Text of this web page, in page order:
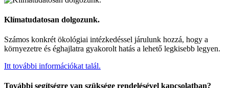
Klímatudatosan dolgozunk.
Számos konkrét ökológiai intézkedéssel járulunk hozzá, hogy a
környezetre és éghajlatra gyakorolt hatás a lehető legkisebb legyen.
Itt további információkat talál.
További segítségre van szüksége rendelésével kapcsolatban?